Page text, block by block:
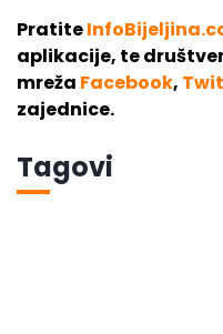
Pratite
aplikacije, te
mreža Facebook,
zajednice.
Tagovi